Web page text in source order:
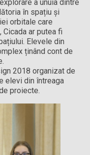
a unuia dintre
în spațiu și
orbitale care
Cicada ar putea fi
Elevele din
ținând cont de
2018 organizat de
elevi din întreaga
proiecte.